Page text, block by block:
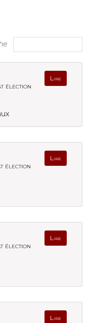
Lire
élection
Lire
élection
Lire
élection
Lire